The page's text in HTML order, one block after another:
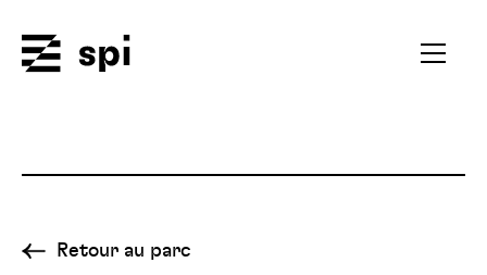
Ouvrir
Retour au parc